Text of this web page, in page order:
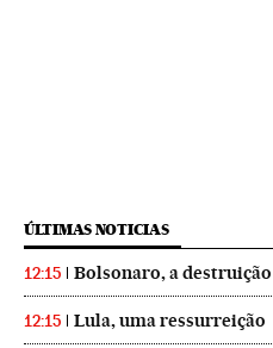
ÚLTIMAS NOTICIAS
12:15 Bolsonaro, a
12:15 Lula, uma ressurreição